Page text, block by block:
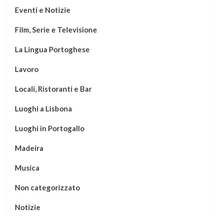
Eventi e Notizie
Film, Serie e Televisione
La Lingua Portoghese
Lavoro
Locali, Ristoranti e Bar
Luoghi a Lisbona
Luoghi in Portogallo
Madeira
Musica
Non categorizzato
Notizie